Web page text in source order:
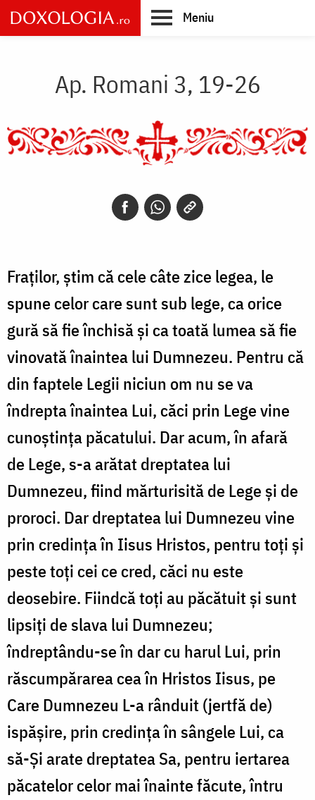
Skip
to
main
Meniu
Ap. Romani 3, 19-26
Fraților, știm că cele câte zice legea, le
spune celor care sunt sub lege, ca orice
gură să fie închisă și ca toată lumea să fie
vinovată înaintea lui Dumnezeu. Pentru că
din faptele Legii niciun om nu se va
îndrepta înaintea Lui, căci prin Lege vine
cunoștința păcatului. Dar acum, în afară
de Lege, s-a arătat dreptatea lui
Dumnezeu, fiind mărturisită de Lege și de
proroci. Dar dreptatea lui Dumnezeu vine
prin credința în Iisus Hristos, pentru toți și
peste toți cei ce cred, căci nu este
deosebire. Fiindcă toți au păcătuit și sunt
lipsiți de slava lui Dumnezeu;
îndreptându-se în dar cu harul Lui, prin
răscumpărarea cea în Hristos Iisus, pe
Care Dumnezeu L-a rânduit (jertfă de)
ispășire, prin credința în sângele Lui, ca
să-Și arate dreptatea Sa, pentru iertarea
păcatelor celor mai înainte făcute, întru